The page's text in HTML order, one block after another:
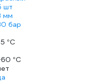
шт
мм
бар
°С
°С